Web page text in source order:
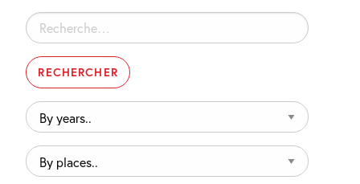
Rechercher :
By
years..
By
places..